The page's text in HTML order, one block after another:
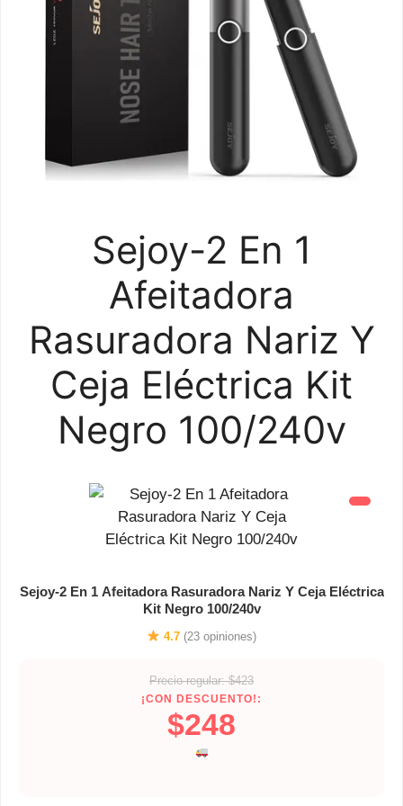
Sejoy-2 En 1
Afeitadora
Rasuradora Nariz Y
Ceja Eléctrica Kit
Negro 100/240v
Sejoy-2 En 1 Afeitadora Rasuradora Nariz Y Ceja Eléctrica
Kit Negro 100/240v
4.7 (23 opiniones)
Precio regular: $423
¡CON DESCUENTO!:
$248